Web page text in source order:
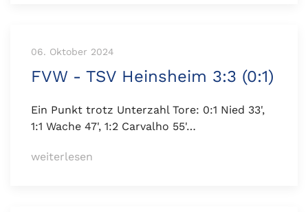
06. Oktober 2024
FVW - TSV Heinsheim 3:3 (0:1)
Ein Punkt trotz Unterzahl Tore: 0:1 Nied 33',
1:1 Wache 47', 1:2 Carvalho 55'…
weiterlesen